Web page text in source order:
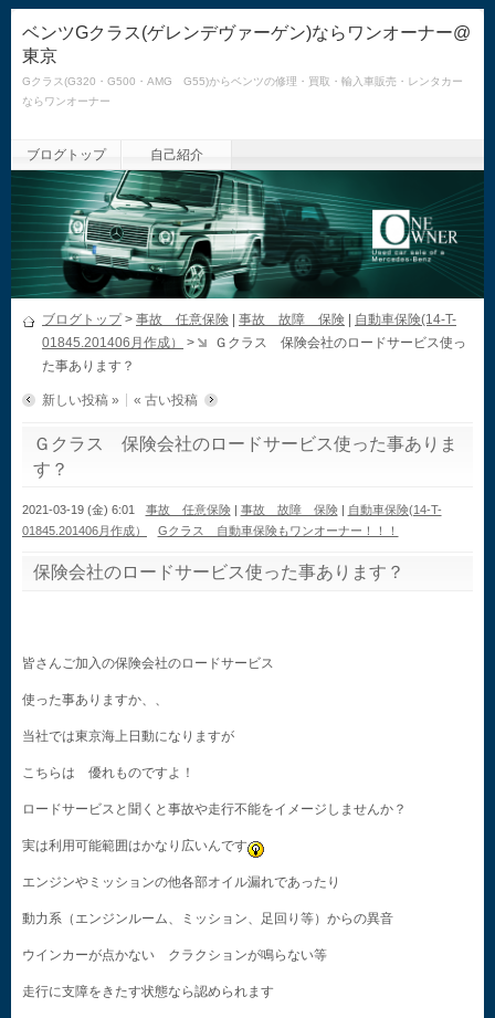
ベンツGクラス(ゲレンデヴァーゲン)ならワンオーナー@
東京
Gクラス(G320・G500・AMG G55)からベンツの修理・買取・輸入車販売・レンタカー
ならワンオーナー
ブログトップ 自己紹介
ブログトップ> 事故 任意保険 事故 故障 保険
自動車保険(14-T-
01845.201406月作成）
>
Ｇクラス 保険会社のロードサービス使っ
た事あります？
新しい投稿 » « 古い投稿
Ｇクラス 保険会社のロードサービス使った事ありま
す？
2021-03-19 (金) 6:01 事故 任意保険| 事故 故障 保険| 自動車保険(14-T-
01845.201406月作成）
Gクラス 自動車保険もワンオーナー！！！
保険会社のロードサービス使った事あります？
皆さんご加入の保険会社のロードサービス
使った事ありますか、、
当社では東京海上日動になりますが
こちらは 優れものですよ！
ロードサービスと聞くと事故や走行不能をイメージしませんか？
実は利用可能範囲はかなり広いんです
エンジンやミッションの他各部オイル漏れであったり
動力系（エンジンルーム、ミッション、足回り等）からの異音
ウインカーが点かない クラクションが鳴らない等
走行に支障をきたす状態なら認められます